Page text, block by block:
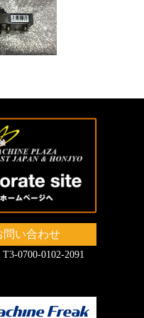
い合わせ
0700-0102-2091